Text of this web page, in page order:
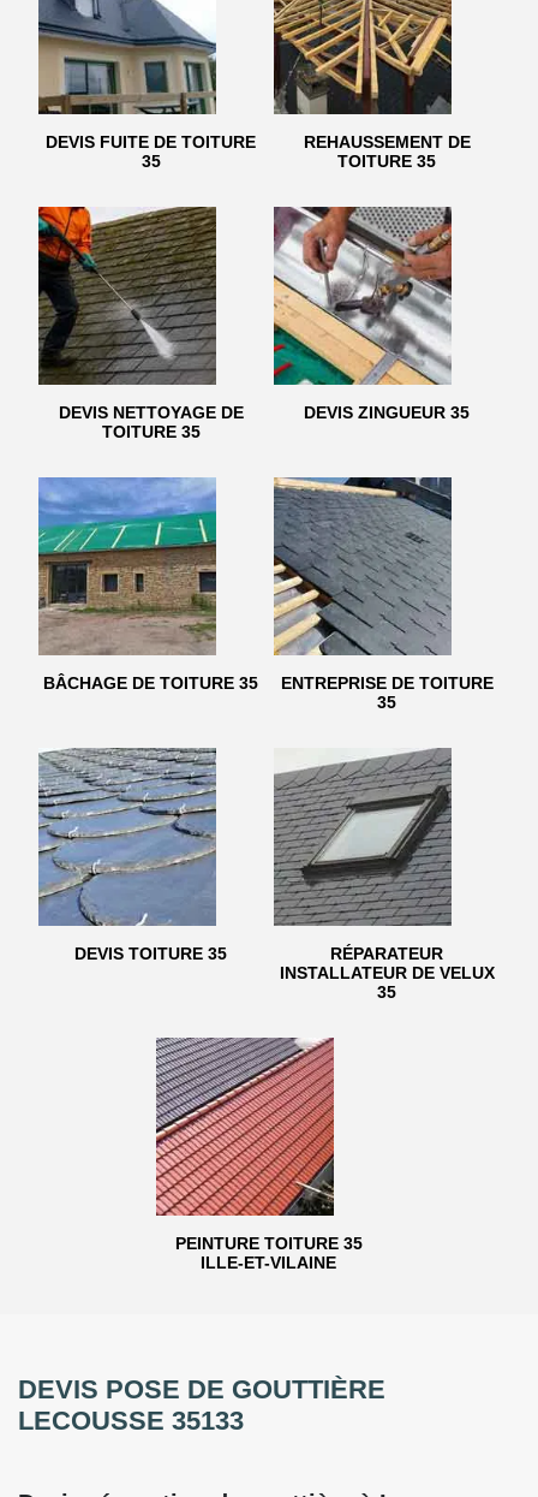
DEVIS FUITE DE TOITURE
35
REHAUSSEMENT DE
TOITURE 35
DEVIS NETTOYAGE DE
TOITURE 35
DEVIS ZINGUEUR 35
BÂCHAGE DE TOITURE 35
ENTREPRISE DE TOITURE
35
DEVIS TOITURE 35
RÉPARATEUR
INSTALLATEUR DE VELUX
35
PEINTURE TOITURE 35
ILLE-ET-VILAINE
DEVIS POSE DE GOUTTIÈRE
LECOUSSE 35133